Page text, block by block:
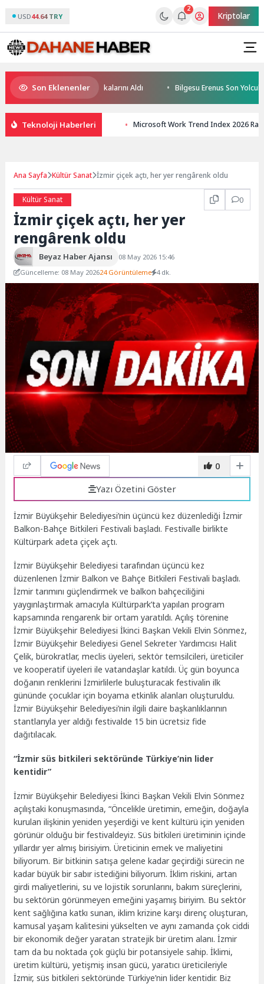
USD44.64 TRY
2
Kriptolar
Son Eklenenler
Yüzücüleri Sertifikalarını Aldı Bilgesu Erenus Son
Teknoloji Haberleri Microsoft Work Trend Index 2026
Ana Sayfa Kültür Sanat İzmir çiçek açtı, her yer rengârenk oldu
Kültür Sanat 0
İzmir çiçek açtı, her yer
rengârenk oldu
Beyaz Haber Ajansı
08 May 2026 15:46
Güncelleme: 08 May 202624 Görüntüleme 4 dk.
0
Yazı Özetini Göster
İzmir Büyükşehir Belediyesi’nin üçüncü kez düzenlediği İzmir
Balkon-Bahçe Bitkileri Festivali başladı. Festivalle birlikte
Kültürpark adeta çiçek açtı.
İzmir Büyükşehir Belediyesi tarafından üçüncü kez
düzenlenen İzmir Balkon ve Bahçe Bitkileri Festivali başladı.
İzmir tarımını güçlendirmek ve balkon bahçeciliğini
yaygınlaştırmak amacıyla Kültürpark’ta yapılan program
kapsamında rengarenk bir ortam yaratıldı. Açılış törenine
İzmir Büyükşehir Belediyesi İkinci Başkan Vekili Elvin Sönmez,
İzmir Büyükşehir Belediyesi Genel Sekreter Yardımcısı Halit
Çelik, bürokratlar, meclis üyeleri, sektör temsilcileri, üreticiler
ve kooperatif üyeleri ile vatandaşlar katıldı. Üç gün boyunca
doğanın renklerini İzmirlilerle buluşturacak festivalin ilk
gününde çocuklar için boyama etkinlik alanları oluşturuldu.
İzmir Büyükşehir Belediyesi’nin ilgili daire başkanlıklarının
stantlarıyla yer aldığı festivalde 15 bin ücretsiz fide
dağıtılacak.
“İzmir süs bitkileri sektöründe Türkiye’nin lider
kentidir”
İzmir Büyükşehir Belediyesi İkinci Başkan Vekili Elvin Sönmez
açılıştaki konuşmasında, “Öncelikle üretimin, emeğin, doğayla
kurulan ilişkinin yeniden yeşerdiği ve kent kültürü için yeniden
görünür olduğu bir festivaldeyiz. Süs bitkileri üretiminin içinde
yıllardır yer almış birisiyim. Üreticinin emek ve maliyetini
biliyorum. Bir bitkinin satışa gelene kadar geçirdiği sürecin ne
kadar büyük bir sabır istediğini biliyorum. İklim riskini, artan
girdi maliyetlerini, su ve lojistik sorunlarını, bakım süreçlerini,
bu sektörün görünmeyen emeğini yaşamış biriyim. Bu sektör
kent sağlığına katkı sunan, iklim krizine karşı direnç oluşturan,
kamusal yaşam kalitesini yükselten ve aynı zamanda çok ciddi
bir ekonomik değer yaratan stratejik bir üretim alanı. İzmir
tam da bu noktada çok güçlü bir potansiyele sahip. İklimi,
üretim kültürü, yetişmiş insan gücü, yaratıcı üreticileriyle
İzmir, süs bitkileri sektöründe Türkiye’nin lider kentidir. Biz